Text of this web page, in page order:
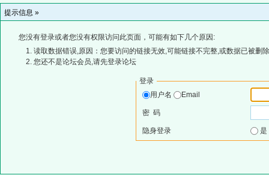
提示信息 »
您没有登录或者您没有权限访问此页面，可能有如下几个原因:
读取数据错误,原因：您要访问的链接无效,可能链接不完整,或数据已被删
您还不是论坛会员,请先登录论坛
登录
用户名
Email
密 码
隐身登录